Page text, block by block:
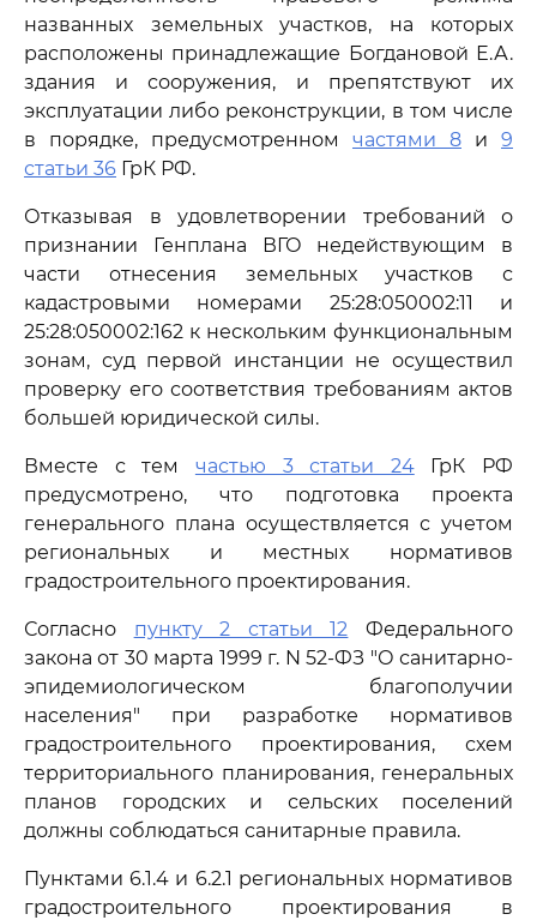
названных земельных участков, на которых
расположены принадлежащие Богдановой Е.А.
здания и сооружения, и препятствуют их
эксплуатации либо реконструкции, в том числе
в порядке, предусмотренном частями 8 и 9
статьи 36 ГрК РФ.
Отказывая в удовлетворении требований о
признании Генплана ВГО недействующим в
части отнесения земельных участков с
кадастровыми номерами 25:28:050002:11 и
25:28:050002:162 к нескольким функциональным
зонам, суд первой инстанции не осуществил
проверку его соответствия требованиям актов
большей юридической силы.
Вместе с тем частью 3 статьи 24ГрК РФ
предусмотрено, что подготовка проекта
генерального плана осуществляется с учетом
региональных и местных нормативов
градостроительного проектирования.
Согласно пункту 2 статьи 12 Федерального
закона от 30 марта 1999 г. N 52-ФЗ "О санитарно-
эпидемиологическом благополучии
населения" при разработке нормативов
градостроительного проектирования, схем
территориального планирования, генеральных
планов городских и сельских поселений
должны соблюдаться санитарные правила.
Пунктами 6.1.4 и 6.2.1 региональных нормативов
градостроительного проектирования в